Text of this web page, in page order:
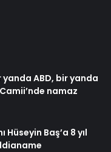
yanda ABD, bir yanda
namaz
Hüseyin Baş’a 8 yıl